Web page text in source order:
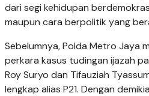
dari segi kehidupan
maupun cara berpolitik yang
Sebelumnya, Polda Metro Jaya
perkara kasus tudingan ijazah
Roy Suryo dan Tifauziah
lengkap alias P21. Dengan